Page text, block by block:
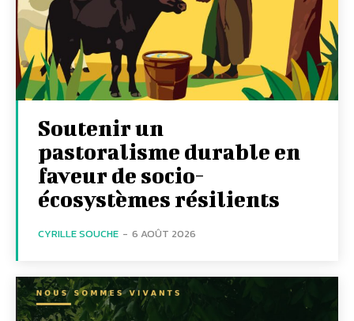
Soutenir un
pastoralisme durable en
faveur de socio-
écosystèmes résilients
CYRILLE SOUCHE - 6 AOÛT 2026